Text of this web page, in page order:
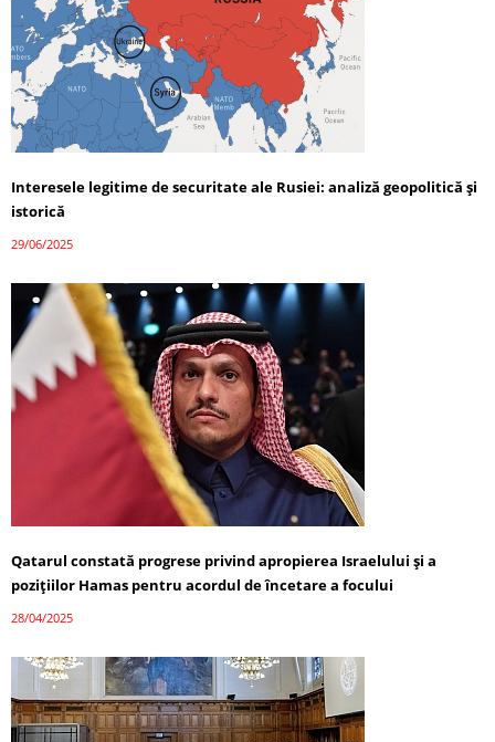
Interesele legitime de securitate ale Rusiei: analiză geopolitică și
istorică
29/06/2025
Qatarul constată progrese privind apropierea Israelului și a
pozițiilor Hamas pentru acordul de încetare a focului
28/04/2025